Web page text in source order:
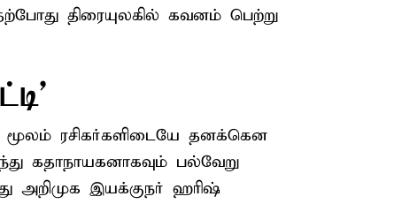
திரையுலகில் கவனம் பெற்று
ரசிகர்களிடையே தனக்கென
கதாநாயகனாகவும் பல்வேறு
அறிமுக இயக்குநர் ஹரிஷ்